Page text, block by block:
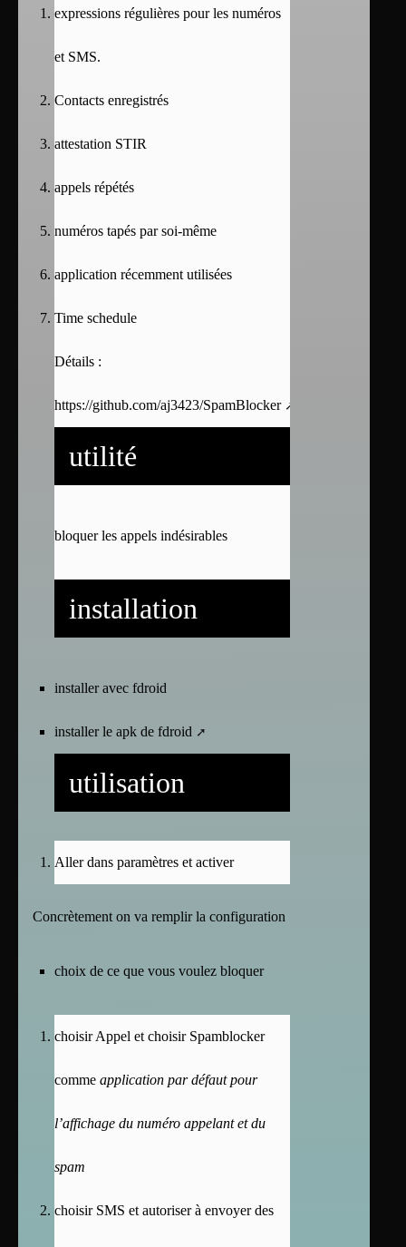
expressions régulières pour les numéros
et SMS.
Contacts enregistrés
attestation STIR
appels répétés
numéros tapés par soi-même
application récemment utilisées
Time schedule
Détails :
https://github.com/aj3423/SpamBlocker
utilité
bloquer les appels indésirables
installation
installer avec fdroid
installer le apk de fdroid
utilisation
Aller dans paramètres et activer
Concrètement on va remplir la configuration
choix de ce que vous voulez bloquer
choisir Appel et choisir Spamblocker
comme application par défaut pour
l’affichage du numéro appelant et du
spam
choisir SMS et autoriser à envoyer des